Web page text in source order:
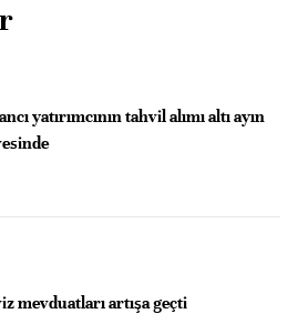
yatırımcının tahvil alımı altı ayın
mevduatları artışa geçti